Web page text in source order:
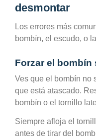
desmontar
Los errores más
bombín, el escudo, o
Forzar el
Ves que el bombín no
que está atascado.
bombín o el tornillo
Siempre afloja el
antes de tirar del